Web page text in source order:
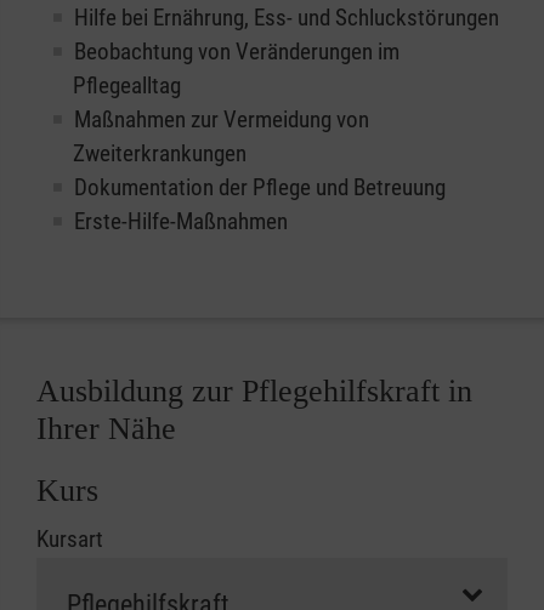
Hilfe bei Ernährung, Ess- und Schluckstörungen
Beobachtung von Veränderungen im
Pflegealltag
Maßnahmen zur Vermeidung von
Zweiterkrankungen
Dokumentation der Pflege und Betreuung
Erste-Hilfe-Maßnahmen
Ausbildung zur Pflegehilfskraft in
Ihrer Nähe
Kurs
Kursart